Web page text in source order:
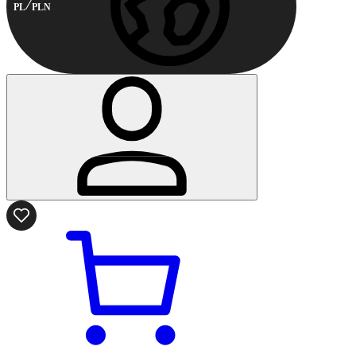
PL PLN